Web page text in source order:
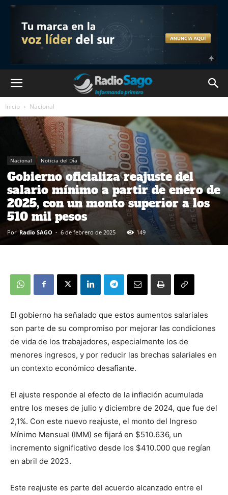
Inicio Nacional
Nacional Noticia del Día
Gobierno oficializa reajuste del
salario mínimo a partir de enero de
2025, con un monto superior a los
510 mil pesos
Por Radio SAGO - 6 de febrero de 2025 149
El gobierno ha señalado que estos aumentos salariales
son parte de su compromiso por mejorar las condiciones
de vida de los trabajadores, especialmente los de
menores ingresos, y por reducir las brechas salariales en
un contexto económico desafiante.
El ajuste responde al efecto de la inflación acumulada
entre los meses de julio y diciembre de 2024, que fue del
2,1%. Con este nuevo reajuste, el monto del Ingreso
Mínimo Mensual (IMM) se fijará en $510.636, un
incremento significativo desde los $410.000 que regían
en abril de 2023.
Este reajuste es parte del acuerdo alcanzado entre el